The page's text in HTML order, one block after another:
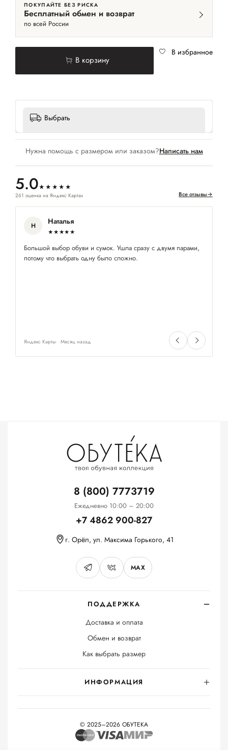
ПОКУПАЙТЕ БЕЗ РИСКА
Бесплатный обмен и возврат
по всей России
В корзину
В избранное
Выбрать
Нужна помощь с размером или заказом?Написать нам
5.0★★★★★
261 оценка на Яндекс Картах Все отзывы→
Н Наталья
★★★★★
Большой выбор обуви и сумок. Ушла сразу с двумя парами,
потому что выбрать одну было сложно.
Яндекс Карты Месяц назад
ПОДДЕРЖКА
Доставка и оплата
Обмен и возврат
Как выбрать размер
ИНФОРМАЦИЯ
8 (800) 7773719
Ежедневно 10:00 – 20:00
+7 4862 900-827
г. Орёл, ул. Максима Горького, 41
MAX
© 2025–2026 ОБУТЕКА